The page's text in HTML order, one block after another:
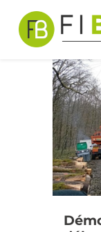
Passer au contenu
Navigation